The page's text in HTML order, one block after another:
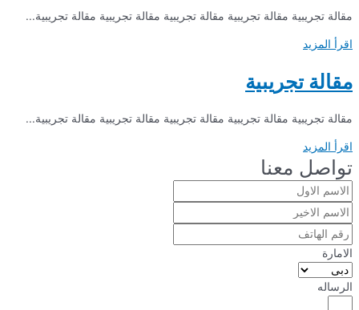
مقالة تجريبية مقالة تجريبية مقالة تجريبية مقالة تجريبية مقالة تجريبية...
اقرأ المزيد
مقالة تجريبية
مقالة تجريبية مقالة تجريبية مقالة تجريبية مقالة تجريبية مقالة تجريبية...
اقرأ المزيد
تواصل معنا
الامارة
الرساله